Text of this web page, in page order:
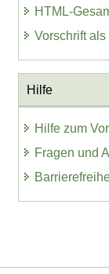
HTML-
Vorschrift
Hilfe
Hilfe zum
Fragen und